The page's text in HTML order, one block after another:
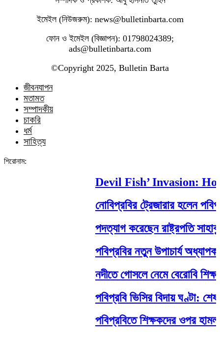
ইমেইল (নিউজরুম): news@bulletinbarta.com
ফোন ও ইমেইল (বিজ্ঞাপন): 01798024389;
ads@bulletinbarta.com
©️Copyright 2025, Bulletin Barta
জীবনযাপন
মতামত
সম্পাদকীয়
চাকরি
ধর্ম
সাহিত্য
শিরোনাম:
Devil Fish’ Invasion: How
নোবিপ্রবির ট্রেজারার হলেন
পদত্যাগ করেছেন রাষ্ট্রপতি সাহাবুদ্দিন
পবিপ্রবির নতুন উপাচার্য অধ্যাপক
নদীতে গোসলে নেমে বেরোবি
পবিপ্রবি ভিসির বিদায় ঘণ্টা: শেষ
পবিপ্রবিতে শিক্ষকদের ওপর হামলা: